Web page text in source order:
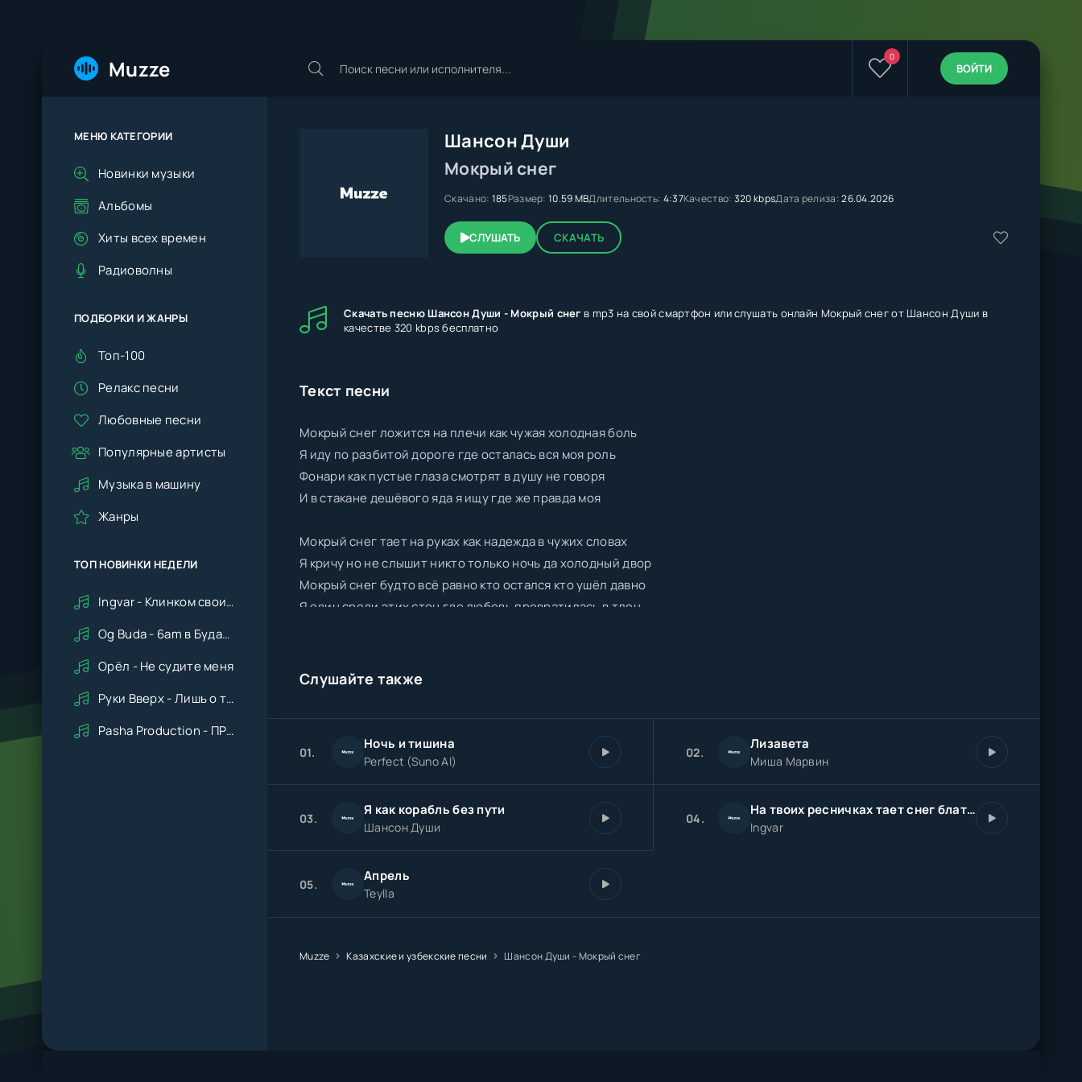
Muzze 0
ВОЙТИ
Шансон Души
Мокрый снег
Скачано: 185Размер: 10.59 MBДлительность: 4:37Качество: 320 kbpsДата релиза:26.04.2026
СЛУШАТЬ СКАЧАТЬ
Скачать песню Шансон Души - Мокрый снег в mp3 на свой смартфон или слушать онлайн Мокрый снег от Шансон Души в
качестве 320 kbps бесплатно
Текст песни
Мокрый снег ложится на плечи как чужая холодная боль
Я иду по разбитой дороге где осталась вся моя роль
Фонари как пустые глаза смотрят в душу не говоря
И в стакане дешёвого яда я ищу где же правда моя
Мокрый снег тает на руках как надежда в чужих словах
Я кричу но не слышит никто только ночь да холодный двор
Мокрый снег будто всё равно кто остался кто ушёл давно
Я один среди этих стен где любовь превратилась в тлен
Слушайте также
01. Ночь и тишина
Perfect (Suno AI)
02. Лизавета
Миша Марвин
03. Я как корабль без пути
Шансон Души
04. На твоих ресничках тает снег блатная романтика любовь
Ingvar
05. Апрель
Teylla
Muzze Казахские и узбекские песни Шансон Души - Мокрый снег
МЕНЮ КАТЕГОРИИ
Новинки музыки
Альбомы
Хиты всех времен
Радиоволны
ПОДБОРКИ И ЖАНРЫ
Топ-100
Релакс песни
Любовные песни
Популярные артисты
Музыка в машину
Жанры
ТОП НОВИНКИ НЕДЕЛИ
Ingvar - Клинком своим ударишь ты по сердцу мне
Og Buda - 6am в Будапеште
Орёл - Не судите меня
Руки Вверх - Лишь о тебе мечтая (Remix cover Deep House)
Pasha Production - ПРАВДУ СКАЖИ